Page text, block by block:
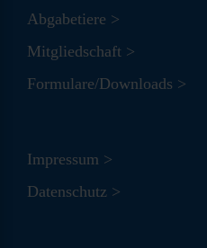
Abgabetiere >
Mitgliedschaft >
Formulare/Downloads >
Impressum >
Datenschutz >